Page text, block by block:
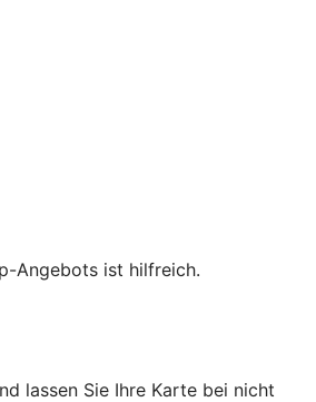
Angebots ist hilfreich.
lassen Sie Ihre Karte bei nicht